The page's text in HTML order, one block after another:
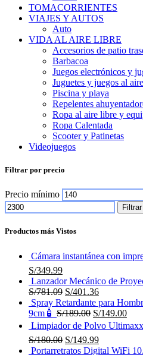
TOMACORRIENTES
VIAJES Y AUTOS
Auto
VIDA AL AIRE LIBRE
Accesorios de patio
Barbacoa
Juegos electrónicos y
Juguetes y juegos al
Piscina y playa
Repelentes
Ropa al aire libre y
Ropa Calentada
Scooter y Patinetas
Videojuegos
Filtrar por precio
Precio mínimo
Filtrar
Productos más Vistos
Cámara instantánea con
S/349.99
Lanzador Mecánico de
S/781.09 S/401.36
Spray Retardante para
9cm🧴 S/189.00 S/149.00
Limpiador de Polvo
S/180.00 S/149.99
Portarretratos Digital WiFi